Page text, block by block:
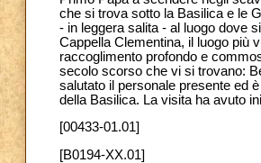
che si trova sotto la Basilica e le
- in leggera salita - al luogo dove
Cappella Clementina, il luogo più
raccoglimento profondo e
secolo scorso che vi si trovano:
salutato il personale presente ed
della Basilica. La visita ha avuto
[00433-01.01]
[B0194-XX.01]